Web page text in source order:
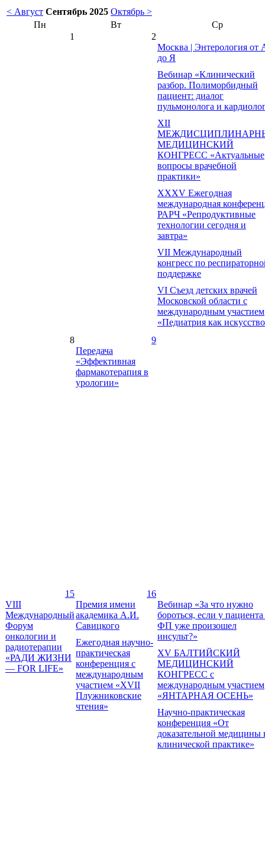
< Август Сентябрь 2025 Октябрь >
Пн
Вт
Ср
1
2
Москва | Энтерология от
до Я
Вебинар «Клинический
разбор. Полиморбидный
пациент: диалог
пульмонолога и
ХII
МЕДИЦИНСКИЙ
КОНГРЕСС «Актуальные
вопросы врачебной
практики»
XXXV Ежегодная
международная
РАРЧ «Репродуктивные
технологии сегодня и
завтра»
VII Международный
конгресс по
поддержке
VI Съезд детских врачей
Московской области с
международным участием
«Педиатрия как
8
9
Передача
«Эффективная
фармакотерапия в
урологии»
15
VIII
Международный
Форум
онкологии и
радиотерапии
«РАДИ ЖИЗНИ
— FOR LIFE»
16
Премия имени
академика А.И.
Савицкого
Ежегодная научно-
практическая
конференция с
международным
участием «XVII
Плужниковские
чтения»
Вебинар «За что нужно
бороться, если у пациента
ФП уже произошел
инсульт?»
XV БАЛТИЙСКИЙ
МЕДИЦИНСКИЙ
КОНГРЕСС с
международным участием
«ЯНТАРНАЯ ОСЕНЬ»
Научно-практическая
конференция «От
доказательной медицины
клинической практике»